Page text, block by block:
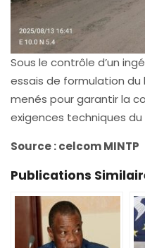
Sous le contrôle d’un
essais de formulation
menés pour garantir la
exigences techniques du
Source : celcom MINTP
Publications